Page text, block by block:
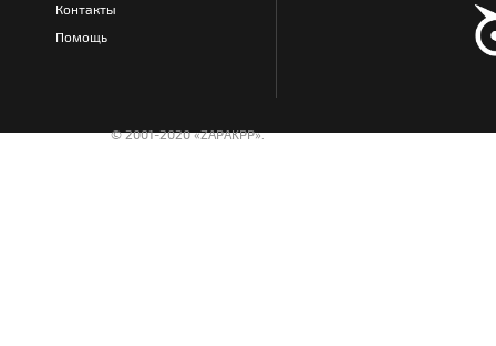
Контакты
Помощь
© 2001-2020 «ZAPAKPP».